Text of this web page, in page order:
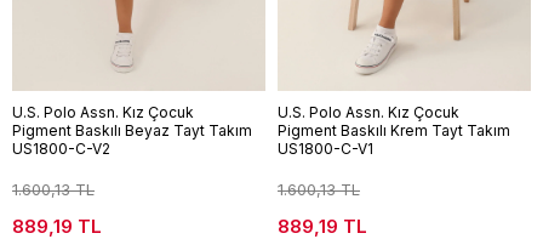
U.S. Polo Assn. Kız Çocuk
Pigment Baskılı Beyaz Tayt Takım
US1800-C-V2
1.600,13 TL
889,19 TL
U.S. Polo Assn. Kız Çocuk
Pigment Baskılı Krem Tayt Takım
US1800-C-V1
1.600,13 TL
889,19 TL